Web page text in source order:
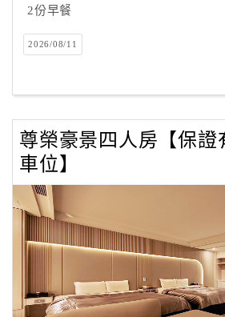
訂
房
Q&A
旅
卡
訂
房
請
據
2份早餐
2026/08/11
尊榮豪景四人房【保證
車位】